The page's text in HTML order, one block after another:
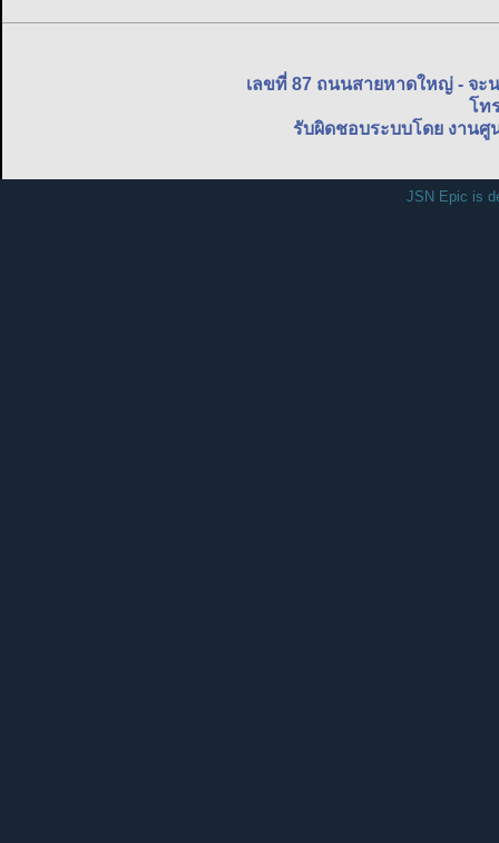
เลขที่ 87 ถนนสายหาดใหญ่ - จ
โท
รับผิดชอบระบบโดย งาน
JSN Epic is